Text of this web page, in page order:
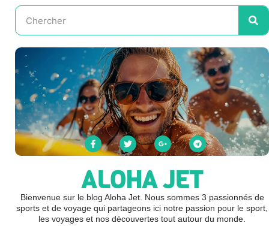
ALOHA JET
Bienvenue sur le blog Aloha Jet. Nous sommes 3 passionnés de
sports et de voyage qui partageons ici notre passion pour le sport,
les voyages et nos découvertes tout autour du monde.